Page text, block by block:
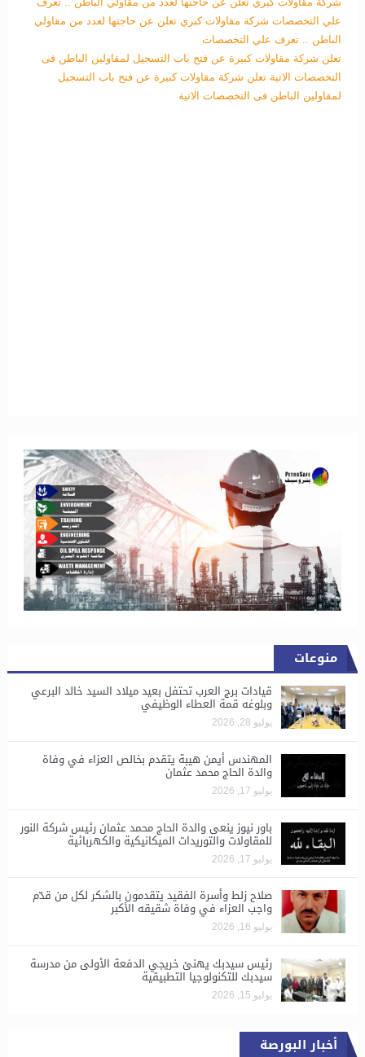
علي التخصصات شركة مقاولات كبري تعلن عن حاجتها لعدد من مقاولي
الباطن .. تعرف علي التخصصات
تعلن شركة مقاولات كبيرة عن فتح باب التسجيل لمقاولين الباطن فى
التخصصات الاتية تعلن شركة مقاولات كبيرة عن فتح باب التسجيل
لمقاولين الباطن فى التخصصات الاتية
منوعات
قيادات برج العرب تحتفل بعيد ميلاد السيد خالد البرعي
وبلوغه قمة العطاء الوظيفي
يوليو 28, 2026
المهندس أيمن هيبة يتقدم بخالص العزاء في وفاة
والدة الحاج محمد عثمان
يوليو 17, 2026
باور نيوز ينعى والدة الحاج محمد عثمان رئيس شركة النور
للمقاولات والتوريدات الميكانيكية والكهربائية
يوليو 17, 2026
صلاح زلط وأسرة الفقيد يتقدمون بالشكر لكل من قدّم
واجب العزاء في وفاة شقيقه الأكبر
يوليو 16, 2026
رئيس سيدبك يهنئ خريجي الدفعة الأولى من مدرسة
سيدبك للتكنولوجيا التطبيقية
يوليو 15, 2026
أخبار البورصة